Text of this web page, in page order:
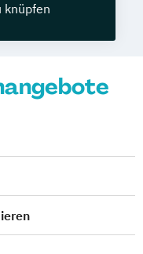
knüpfen